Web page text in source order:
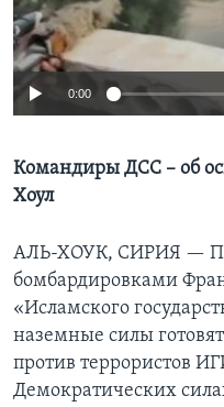
Learning English
СОЦИАЛЬНЫЕ СЕТИ
Языки
0:00
Командиры ДСС – об
Хоул
АЛЬ-ХОУК, СИРИЯ —
бомбардировками
«Исламского
наземные силы
против террористов
Демократических